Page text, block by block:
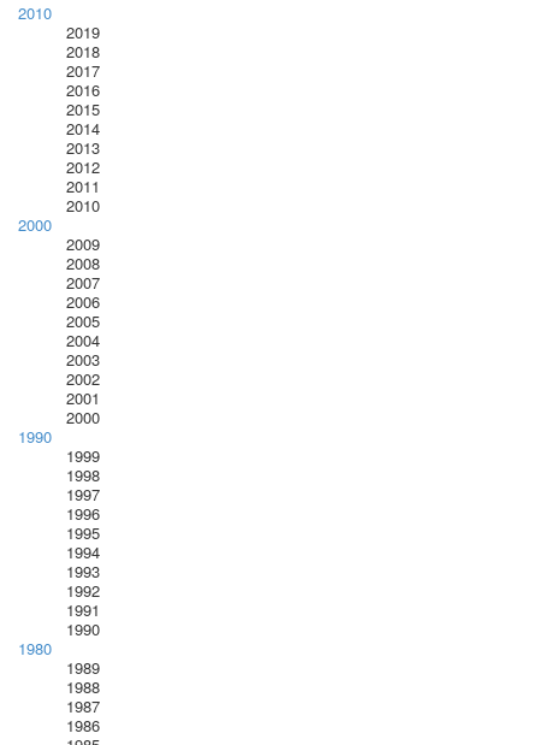
2010
2019
2018
2017
2016
2015
2014
2013
2012
2011
2010
2000
2009
2008
2007
2006
2005
2004
2003
2002
2001
2000
1990
1999
1998
1997
1996
1995
1994
1993
1992
1991
1990
1980
1989
1988
1987
1986